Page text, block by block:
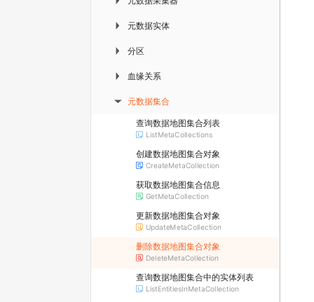
▶ 元数据实体
▶ 分区
▶ 血缘关系
▶ 元数据集合
查询数据地图集合列表
ListMetaCollections
创建数据地图集合对象
CreateMetaCollection
获取数据地图集合信息
GetMetaCollection
更新数据地图集合对象
UpdateMetaCollection
删除数据地图集合对象
DeleteMetaCollection
查询数据地图集合中的实体列表
ListEntitiesInMetaCollection